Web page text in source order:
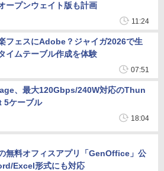
ープンウェイト版も計画
11:24
フェスにAdobe？ジャイガ2026で生
イムテーブル作成を体験
07:51
、最大120Gbps/240W対応のThun
ケーブル
18:04
無料オフィスアプリ「GenOffice」公
Excel形式にも対応